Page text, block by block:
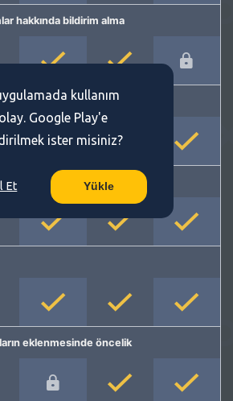
hakkında bildirim alma
eklenmesinde öncelik
kullanım
Google Play'e
ister misiniz?
Et Yükle